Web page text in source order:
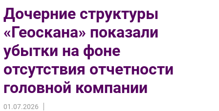
Импорто­замещение
Автоматизация Промышленности
Интернет
Фиксированная связь
Интеграция
Рынок ПК
Дочерние структуры
«Геоскана» показали
убытки на фоне
отсутствия отчетности
головной компании
01.07.2026